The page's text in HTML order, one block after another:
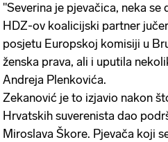
"Severina je pjevačica, neka
HDZ-ov koalicijski partner
posjetu Europskoj komisiji u
ženska prava, ali i uputila
Andreja Plenkovića.
Zekanović je to izjavio nakon
Hrvatskih suverenista dao
Miroslava Škore. Pjevača koji